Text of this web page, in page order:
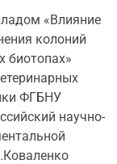
«Влияние
колоний
биотопах»
ФГБНУ
научно-